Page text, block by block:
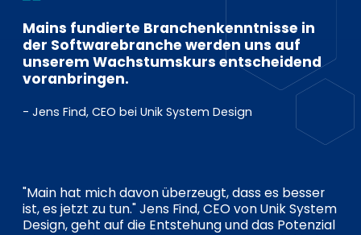
Investor Portal
Mains fundierte Branchenkenntnisse in
der Softwarebranche werden uns auf
unserem Wachstumskurs entscheidend
voranbringen.
- Jens Find, CEO bei Unik System Design
"Main hat mich davon überzeugt, dass es besser
ist, es jetzt zu tun." Jens Find, CEO von Unik System
Design, geht auf die Entstehung und das Potenzial